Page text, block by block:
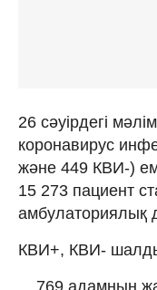
26 сәуірдегі
коронавирус
және 449 КВИ-)
15 273 пациент
амбулаториялық
КВИ+, КВИ-
769 адамның